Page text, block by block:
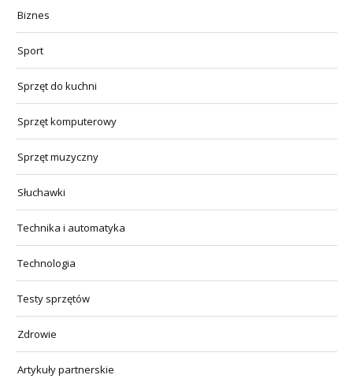
Biznes
Sport
Sprzęt do kuchni
Sprzęt komputerowy
Sprzęt muzyczny
Słuchawki
Technika i automatyka
Technologia
Testy sprzętów
Zdrowie
Artykuły partnerskie